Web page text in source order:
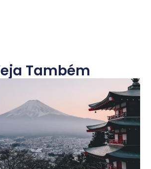
Também